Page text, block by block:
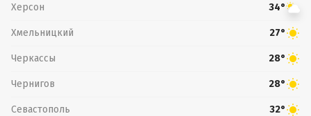
Херсон 34°
Хмельницкий 27°
Черкассы 28°
Чернигов 28°
Севастополь 32°